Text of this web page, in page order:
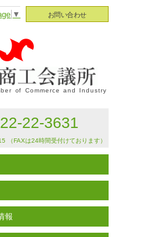
お問い合わせ
▼
of Commerce and Industry
22-3631
（FAXは24時間受付けております）
報